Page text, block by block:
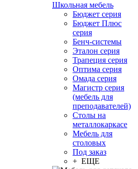
Школьная мебель
Бюджет серия
Бюджет Плюс
серия
Бенч-системы
Эталон серия
Трапеция серия
Оптима серия
Омада серия
Магистр серия
(мебель для
преподавателей)
Столы на
металлокаркасе
Мебель для
столовых
Под заказ
+ ЕЩЕ